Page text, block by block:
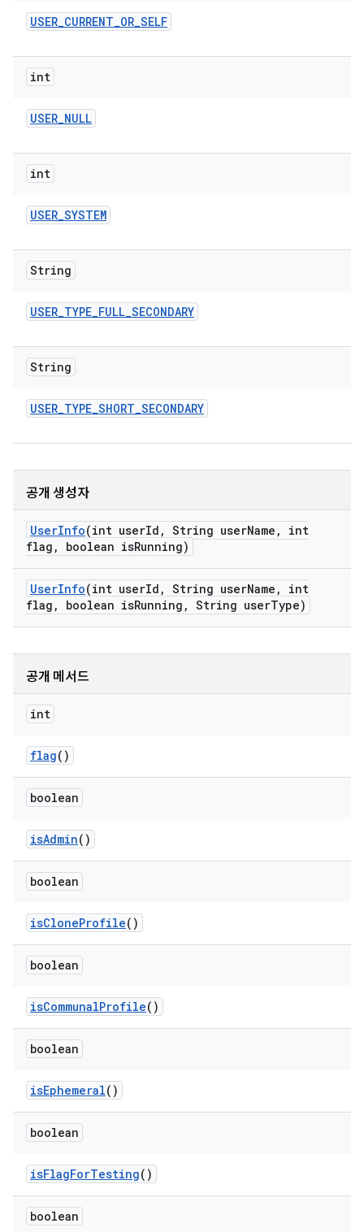
USER_CURRENT_OR_SELF
int
USER_NULL
int
USER_SYSTEM
String
USER_TYPE_FULL_SECONDARY
String
USER_TYPE_SHORT_SECONDARY
공개 생성자
UserInfo(int userId , String userName ,
int
flag , boolean isRunning)
UserInfo(int userId , String userName ,
int
flag , boolean isRunning , String userType)
공개 메서드
int
flag()
boolean
isAdmin()
boolean
isCloneProfile()
boolean
isCommunalProfile()
boolean
isEphemeral()
boolean
isFlagForTesting()
boolean